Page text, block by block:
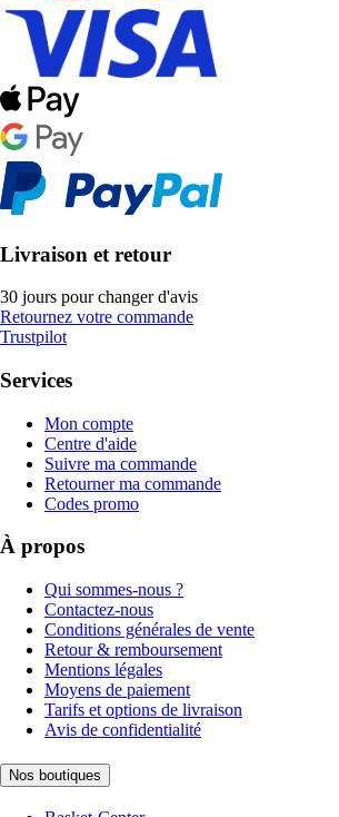
Livraison et retour
30 jours pour changer d'avis
Retournez votre commande
Trustpilot
Services
Mon compte
Centre d'aide
Suivre ma commande
Retourner ma commande
Codes promo
À propos
Qui sommes-nous ?
Contactez-nous
Conditions générales de vente
Retour & remboursement
Mentions légales
Moyens de paiement
Tarifs et options de livraison
Avis de confidentialité
Nos boutiques